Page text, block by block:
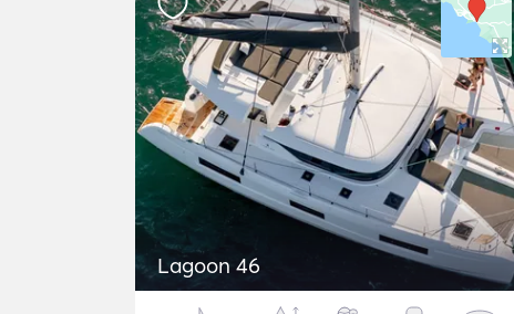
Lagoon 46